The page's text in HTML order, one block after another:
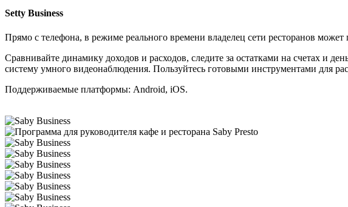
Setty Business
Прямо с телефона, в режиме реального времени владелец сети ресторанов
Сравнивайте динамику доходов и расходов, следите за остатками на счетах и
систему умного видеонаблюдения. Пользуйтесь готовыми инструментами для
Поддерживаемые платформы: Android, iOS.